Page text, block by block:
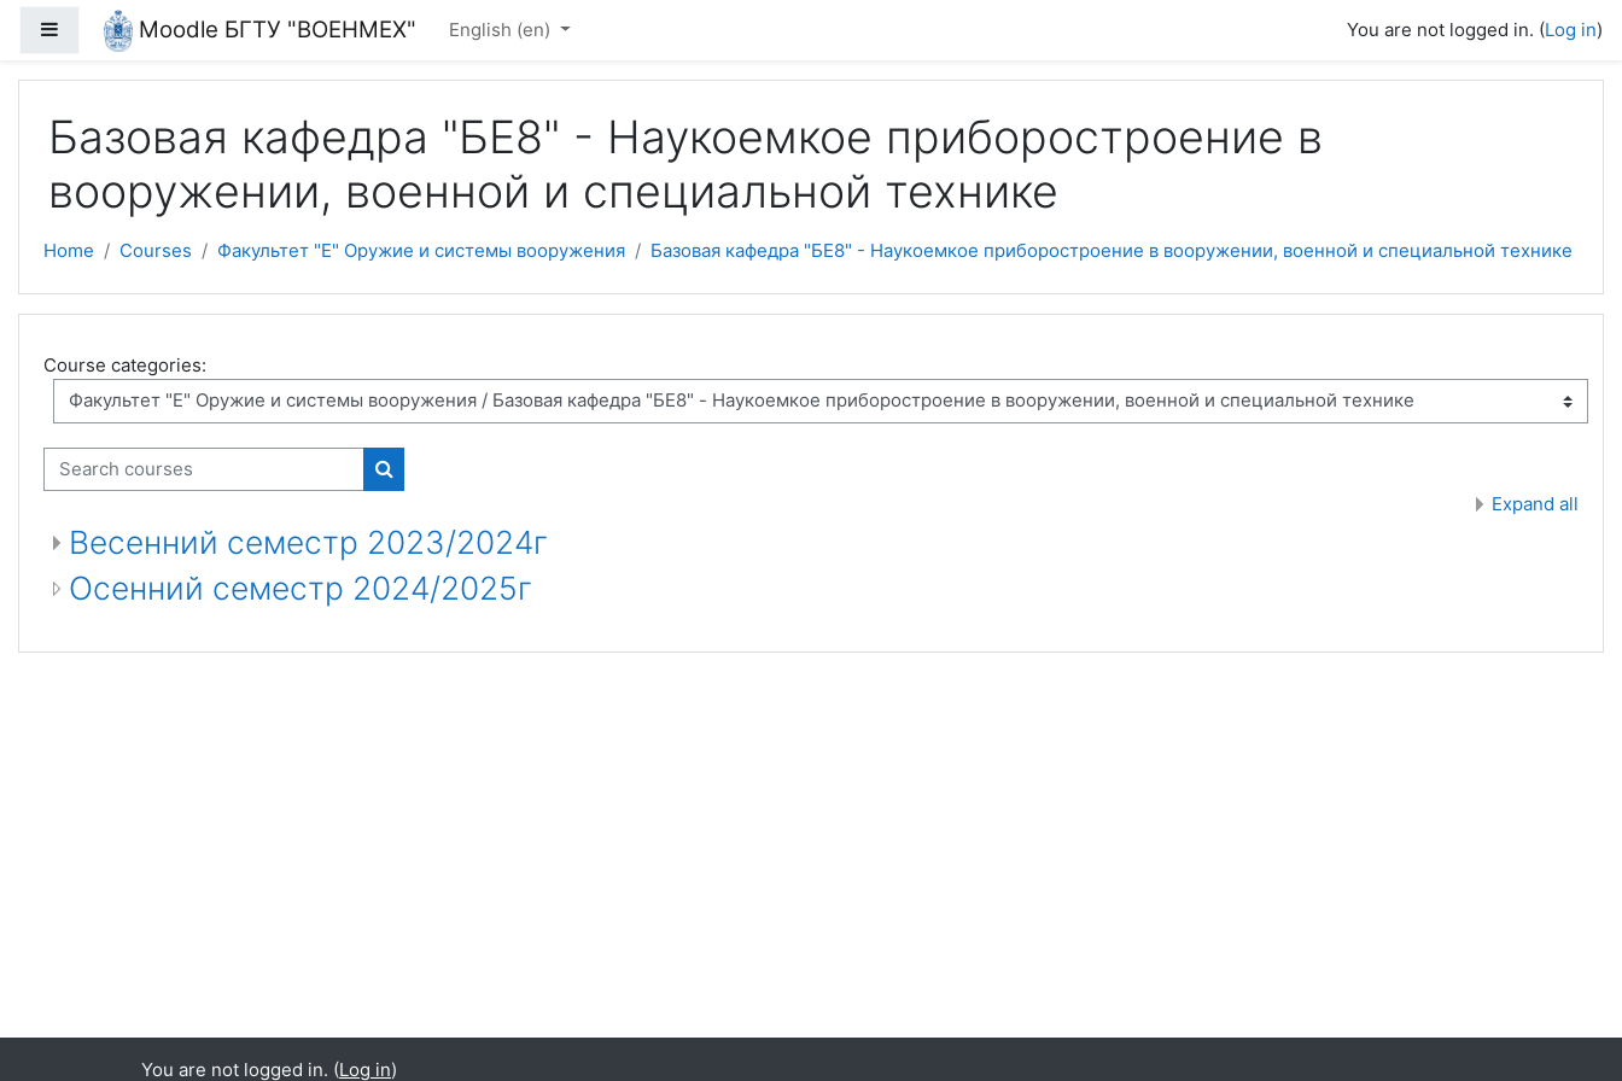
Skip to main content
Side panelMoodle БГТУ "ВОЕНМЕХ" English ‎(en)‎ You are not logged in. (Log in)
Базовая кафедра "БЕ8" - Наукоемкое приборостроение в
вооружении, военной и специальной технике
Home Courses Факультет "Е" Оружие и системы вооружения Базовая кафедра "БЕ8" - Наукоемкое приборостроение в вооружении, военной и специальной технике
Course categories:
Search courses
Search courses Expand all
Весенний семестр 2023/2024г
Осенний семестр 2024/2025г
You are not logged in. (Log in)